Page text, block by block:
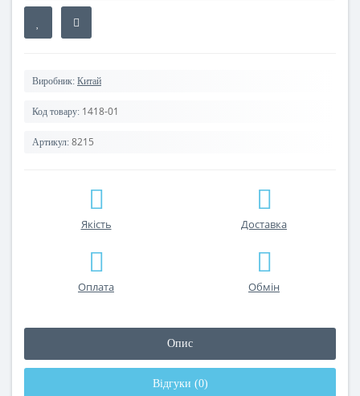
Виробник: Китай
Код товару: 1418-01
Артикул: 8215
Якість Доставка
Оплата Обмін
Опис
Відгуки (0)